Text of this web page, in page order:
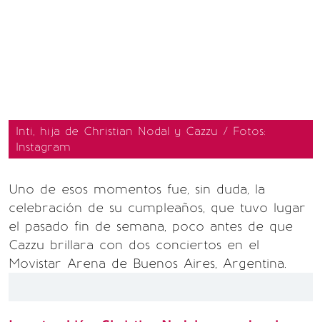
Inti, hija de Christian Nodal y Cazzu / Fotos:
Instagram
Uno de esos momentos fue, sin duda, la
celebración de su cumpleaños, que tuvo lugar
el pasado fin de semana, poco antes de que
Cazzu brillara con dos conciertos en el
Movistar Arena de Buenos Aires, Argentina.